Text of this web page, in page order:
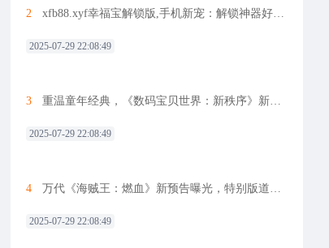
2 xfb88.xyf幸福宝解锁版,手机新宠：解锁神器好评如潮
2025-07-29 22:08:49
3 重温童年经典，《数码宝贝世界：新秩序》新画面曝光
2025-07-29 22:08:49
4 万代《海贼王：燃血》新预告曝光，特别版道具大放送
2025-07-29 22:08:49